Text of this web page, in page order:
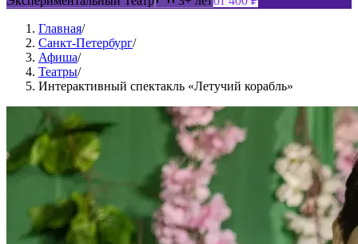
Главная/
Санкт-Петербург/
Афиша/
Театры/
Интерактивный спектакль «Летучий корабль»